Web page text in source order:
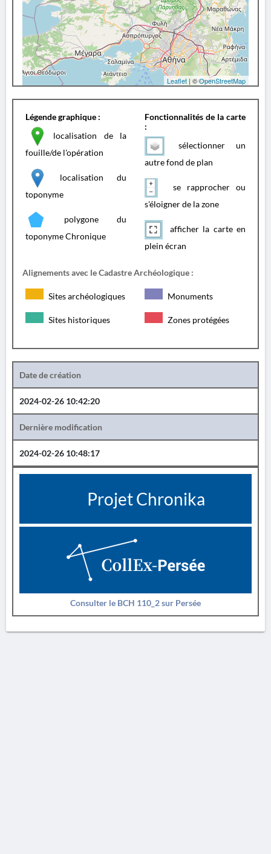
Leaflet | ©OpenStreetMap
Légende graphique :
localisation de la
fouille/de l'opération
localisation du
toponyme
polygone du
toponyme Chronique
Fonctionnalités de la carte
:
sélectionner un
autre fond de plan
se rapprocher ou
s'éloigner de la zone
afficher la carte en
plein écran
Alignements avec le Cadastre Archéologique :
Sites archéologiques Monuments
Sites historiques Zones protégées
Date de création
2024-02-26 10:42:20
Dernière modification
2024-02-26 10:48:17
Projet Chronika
Consulter le BCH 110_2 sur Persée